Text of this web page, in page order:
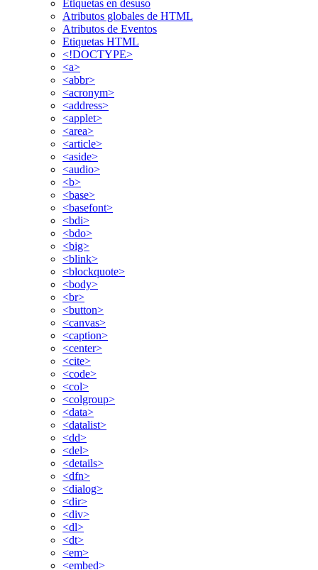
Etiquetas en desuso
Atributos globales de HTML
Atributos de Eventos
Etiquetas HTML
<!DOCTYPE>
<a>
<abbr>
<acronym>
<address>
<applet>
<area>
<article>
<aside>
<audio>
<b>
<base>
<basefont>
<bdi>
<bdo>
<big>
<blink>
<blockquote>
<body>
<br>
<button>
<canvas>
<caption>
<center>
<cite>
<code>
<col>
<colgroup>
<data>
<datalist>
<dd>
<del>
<details>
<dfn>
<dialog>
<dir>
<div>
<dl>
<dt>
<em>
<embed>